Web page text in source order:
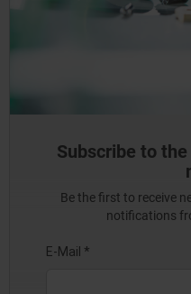
Subscribe to
Be the first to receive
notifications